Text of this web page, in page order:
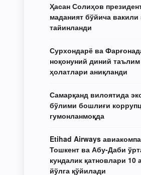
Ҳасан Солиҳов
маданият бўйича вакили
тайинланди
Сурхондарё ва
ноқонуний диний
ҳолатлари аниқланди
Самарқанд вилоятида
бўлими бошлиғи
гумонланмоқда
Etihad Airways
Тошкент ва Абу-Даби
кундалик қатновлари 10
йўлга қўйилади